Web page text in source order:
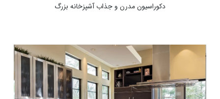
دکوراسیون مدرن و جذاب آشپزخانه بزرگ